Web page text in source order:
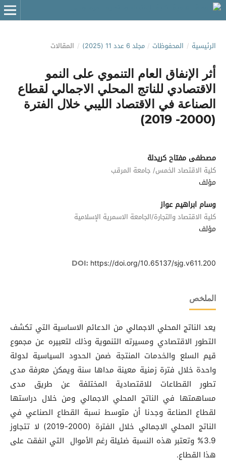
الرئيسية / المحفوظات / مجلد 6 عدد 11 (2025) / المقالات
أثر الإنفاق العام التنموي على النمو
الاقتصادي للناتج المحلي الاجمالي لقطاع
الصناعة في الاقتصاد الليبي خلال الفترة
(2000- 2019)
مصطفى مفتاح كريدلة
كلية الاقتصاد الخمس/ جامعة المرقب
مؤلف
وسام ابراهيم عواز
كلية الاقتصاد والتجارة/الجامعة الاسمرية الإسلامية
مؤلف
DOI: https://doi.org/10.65137/sjg.v611.200
الملخص
يعد الناتج المحلي الاجمالي من الدعائم الاساسية التي تكشف
التطور الاقتصادي ومسيرته التنموية وذلك لتعبيره عن مجموع
قيم السلع والخدمات المنتجة ضمن الحدود السياسية لدولة
واحدة خلال فترة زمنية معينة مداها سنة ويمكن معرفة مدى
تطور القطاعات للاقتصادية المختلفة عن طريق مدى
مساهمتها في الناتج المحلي الاجمالي ومن خلال دراستها
لقطاع الصناعة وجدنا أن متوسط نسبة القطاع الصناعي في
الناتج المحلي الاجمالي خلال الفترة (2000-2019) لا تتجاوز
3.9% وتعتبر هذه النسبة ضئيلة رغم الأموال التي انفقت على
هذا القطاع.